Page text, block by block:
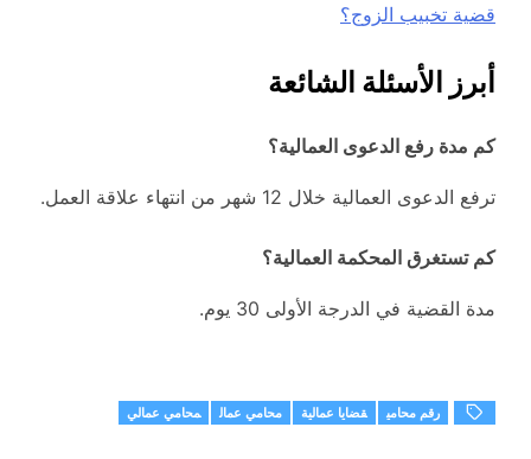
قضية تخبيب الزوج؟
أبرز الأسئلة الشائعة
كم مدة رفع الدعوى العمالية؟
ترفع الدعوى العمالية خلال 12 شهر من انتهاء علاقة العمل.
كم تستغرق المحكمة العمالية؟
مدة القضية في الدرجة الأولى 30 يوم.
رقم محامي قضايا عمالية محامي عمال محامي عمالي